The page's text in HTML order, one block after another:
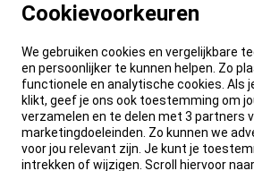
Cookievoorkeuren
We gebruiken cookies en vergelijkbare
en persoonlijker te kunnen helpen. Zo
functionele en analytische cookies. Als
klikt, geef je ons ook toestemming om
verzamelen en te delen met 3 partners
marketingdoeleinden. Zo kunnen we
voor jou relevant zijn. Je kunt je
intrekken of wijzigen. Scroll hiervoor